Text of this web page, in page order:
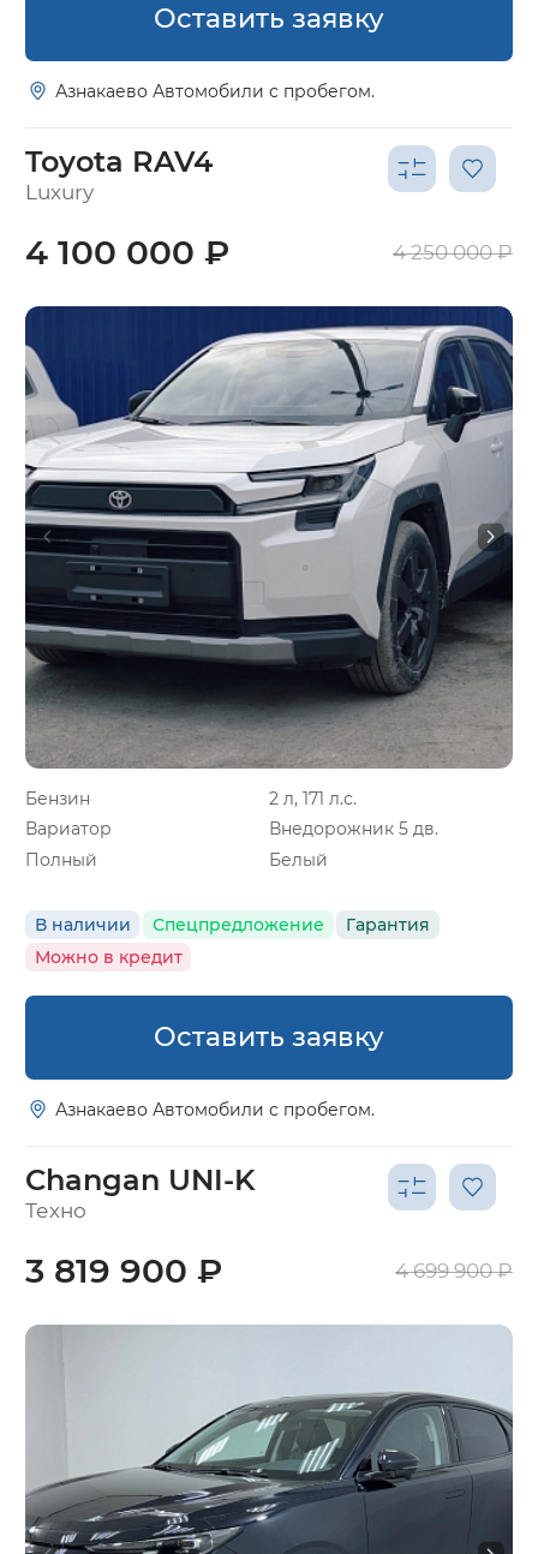
Оставить заявку
Азнакаево Автомобили с пробегом.
Toyota RAV4
Luxury
Бензин
2 л, 171 л.с.
Вариатор
Внедорожник 5 дв.
Полный
Белый
В наличии Спецпредложение
Гарантия
Можно в кредит
4 100 000 ₽ 4 250 000 ₽
Оставить заявку
Азнакаево Автомобили с пробегом.
Changan UNI-K
Техно
3 819 900 ₽ 4 699 900 ₽